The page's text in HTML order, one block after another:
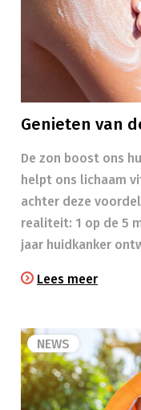
Genieten van
​​De zon boost ons
helpt ons lichaam
achter deze
realiteit: 1 op de 5
jaar huidkanker
Lees meer
NEWS